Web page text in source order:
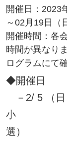
開催日：2023
～02月19日（
開催時間：各
時間が異なり
ログラムにて
◆開催日
－2/ 5 （
小 （
選）